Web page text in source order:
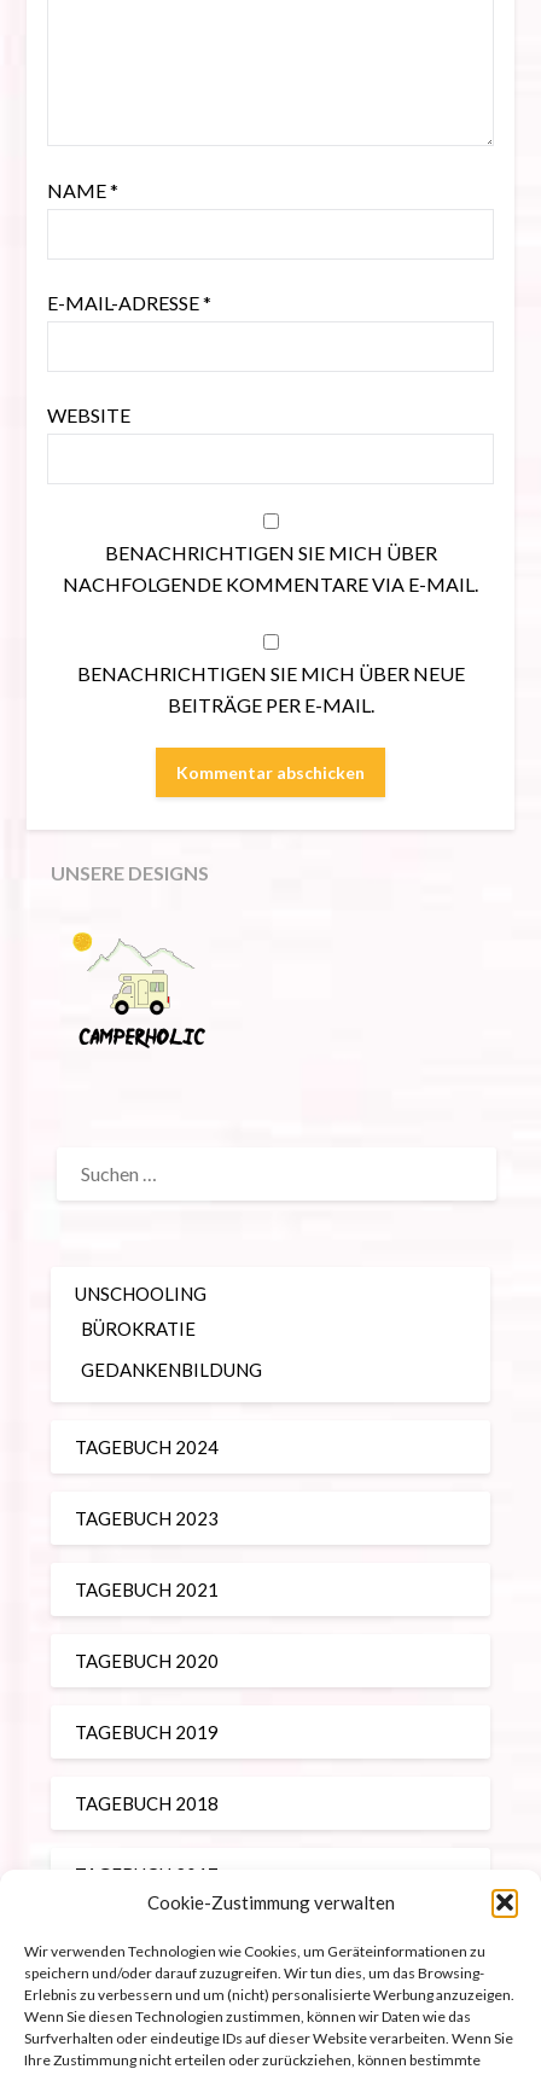
Cookie-Zustimmung verwalten
Wir verwenden Technologien wie Cookies, um Geräteinformationen zu
speichern und/oder darauf zuzugreifen. Wir tun dies, um das Browsing-
Erlebnis zu verbessern und um (nicht) personalisierte Werbung anzuzeigen.
Wenn Sie diesen Technologien zustimmen, können wir Daten wie das
Surfverhalten oder eindeutige IDs auf dieser Website verarbeiten. Wenn Sie
Ihre Zustimmung nicht erteilen oder zurückziehen, können bestimmte
NAME*
E-MAIL-ADRESSE*
WEBSITE
BENACHRICHTIGEN SIE MICH ÜBER
NACHFOLGENDE KOMMENTARE VIA E-MAIL.
BENACHRICHTIGEN SIE MICH ÜBER NEUE
BEITRÄGE PER E-MAIL.
UNSERE DESIGNS
NACH:
UNSCHOOLING
BÜROKRATIE
GEDANKENBILDUNG
TAGEBUCH 2024
TAGEBUCH 2023
TAGEBUCH 2021
TAGEBUCH 2020
TAGEBUCH 2019
TAGEBUCH 2018
TAGEBUCH 2017
REISEBERICHTE